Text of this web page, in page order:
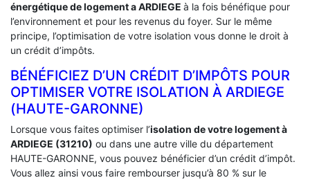
énergétique de logement aARDIEGE à la fois bénéfique pour
l’environnement et pour les revenus du foyer. Sur le même
principe, l’optimisation de votre isolation vous donne le droit à
un crédit d’impôts.
BÉNÉFICIEZ D’UN CRÉDIT D’IMPÔTS POUR
OPTIMISER VOTRE ISOLATION À ‎ARDIEGE
(HAUTE-GARONNE)
Lorsque vous faites optimiser l’isolation de votre logement à
ARDIEGE (31210) ou dans une autre ville du département
HAUTE-GARONNE, vous pouvez bénéficier d’un crédit d’impôt.
Vous allez ainsi vous faire rembourser jusqu’à 80 % sur le